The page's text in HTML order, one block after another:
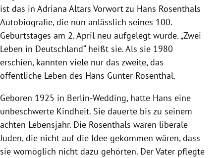
ist das in Adriana Altars Vorwort zu Hans Rosenthals
Autobiografie, die nun anlässlich seines 100.
Geburtstages am 2. April neu aufgelegt wurde. „Zwei
Leben in Deutschland“ heißt sie. Als sie 1980
erschien, kannten viele nur das zweite, das
öffentliche Leben des Hans Günter Rosenthal.
Geboren 1925 in Berlin-Wedding, hatte Hans eine
unbeschwerte Kindheit. Sie dauerte bis zu seinem
achten Lebensjahr. Die Rosenthals waren liberale
Juden, die nicht auf die Idee gekommen wären, dass
sie womöglich nicht dazu gehörten. Der Vater pflegte